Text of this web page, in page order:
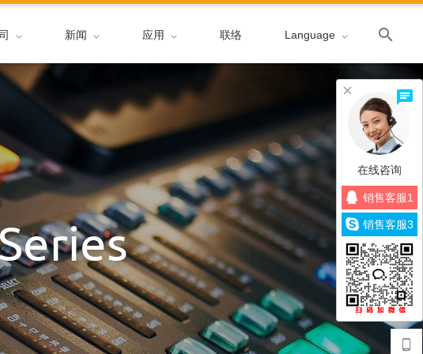
新闻 应用 联络 Language
在线咨询
销售客服1
销售客服3